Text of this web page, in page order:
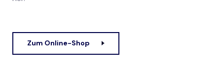
Zum Online-Shop